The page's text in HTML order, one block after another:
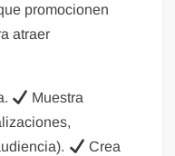
promocionen
atraer
Muestra
Crea